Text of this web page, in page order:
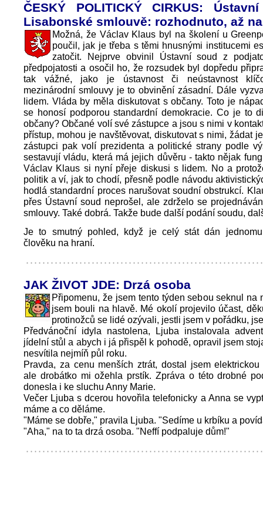
ČESKÝ POLITICKÝ CIRKUS:
Lisabonské smlouvě: rozhodnuto, až
Možná, že Václav Klaus byl na školení u
poučil, jak je třeba s těmi hnusnými institucemi
zatočit. Nejprve obvinil Ústavní soud z
předpojatosti a osočil ho, že rozsudek byl dopředu
tak vážné, jako je ústavnost či neústavnost
mezinárodní smlouvy je to obvinění zásadní. Dále
lidem. Vláda by měla diskutovat s občany. Toto je
se honosí podporou standardní demokracie. Co je to
občany? Občané volí své zástupce a jsou s nimi v
přístup, mohou je navštěvovat, diskutovat s nimi, žádat
zástupci pak volí prezidenta a politické strany podle
sestavují vládu, která má jejich důvěru - takto nějak
Václav Klaus si nyní přeje diskusi s lidem. No a
politik a ví, jak to chodí, přesně podle návodu
hodlá standardní proces narušovat soudní obstrukcí.
přes Ústavní soud neprošel, ale zdrželo se
smlouvy. Také dobrá. Takže bude další podání soudu,
Je to smutný pohled, když je celý stát dán jednomu
člověku na hraní.
JAK ŽIVOT JDE: Drzá osoba
Připomenu, že jsem tento týden sebou seknul na
jsem bouli na hlavě. Mé okolí projevilo účast,
protinožců se lidé ozývali, jestli jsem v pořádku,
Předvánoční idyla nastolena, Ljuba instalovala
jídelní stůl a abych i já přispěl k pohodě, opravil jsem
nesvítila nejmíň půl roku.
Pravda, za cenu menších ztrát, dostal jsem elektrickou
ale drobátko mi ožehla prstík. Zpráva o této drobné
donesla i ke sluchu Anny Marie.
Večer Ljuba s dcerou hovořila telefonicky a Anna se
máme a co děláme.
"Máme se dobře," pravila Ljuba. "Sedíme u krbíku a
"Aha," na to ta drzá osoba. "Neffí podpaluje dům!"